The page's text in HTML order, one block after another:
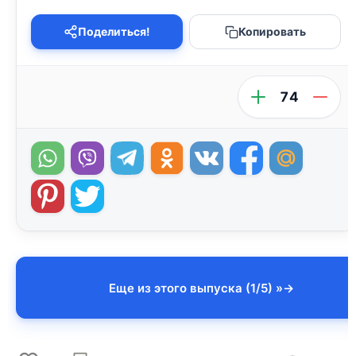
Поделиться! Копировать
74
Еще из этого выпуска (1/5) »